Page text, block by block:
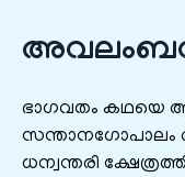
ഭാഗവതം കഥയെ
സന്താനഗോപാലം
ധന്വന്തരി